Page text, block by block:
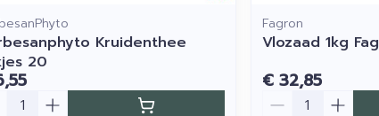
Kruidenthee
20
Fagron
Vlozaad 1kg Fag
€ 32,85
Aantal